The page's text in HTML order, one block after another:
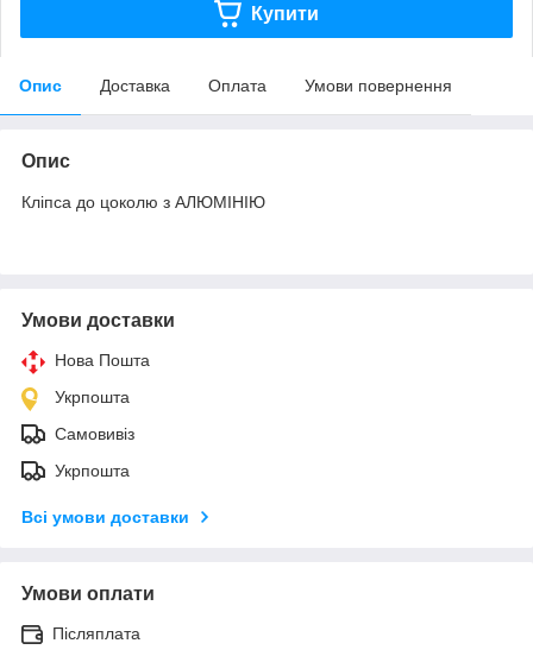
Купити
Опис Доставка Оплата Умови повернення
Опис
Кліпса до цоколю з АЛЮМІНІЮ
Умови доставки
Нова Пошта
Укрпошта
Самовивіз
Укрпошта
Всі умови доставки
Умови оплати
Післяплата